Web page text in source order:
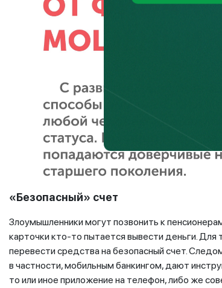
«Безопасный» счет
Злоумышленники могут позвонить к
карточки кто-то пытается вывести деньги.
перевести средства на безопасный счет.
в частности, мобильным банкингом, дают
то или иное приложение на телефон, либо же